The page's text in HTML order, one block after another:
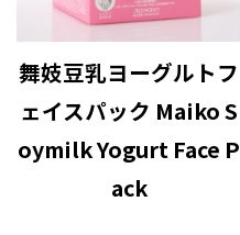
舞妓豆乳ヨーグルトフ
ェイスパック Maiko S
oymilk Yogurt Face P
ack